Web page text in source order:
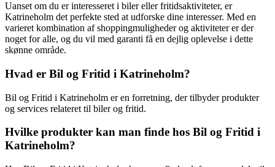
Uanset om du er interesseret i biler eller fritidsaktiviteter, er
Katrineholm det perfekte sted at udforske dine interesser. Med en
varieret kombination af shoppingmuligheder og aktiviteter er der
noget for alle, og du vil med garanti få en dejlig oplevelse i dette
skønne område.
Hvad er Bil og Fritid i Katrineholm?
Bil og Fritid i Katrineholm er en forretning, der tilbyder produkter
og services relateret til biler og fritid.
Hvilke produkter kan man finde hos Bil og Fritid i
Katrineholm?